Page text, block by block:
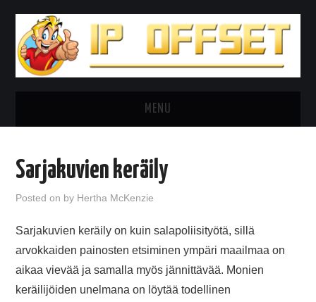
MENU
SARJAKUVAT
TUTUT HAHMOT KOLIKKOPELEISSÄ
SARJAKUVAHAHMOT PELEISSÄ
Sarjakuvien keräily
Posted on by Hertha McKenzie
Sarjakuvien keräily on kuin salapoliisityötä, sillä
arvokkaiden painosten etsiminen ympäri maailmaa on
aikaa vievää ja samalla myös jännittävää. Monien
keräilijöiden unelmana on löytää todellinen